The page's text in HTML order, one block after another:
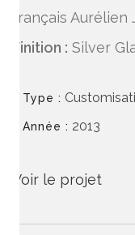
français Aurélien
Finition : Silver
Type :
Année : 2013
Voir le projet